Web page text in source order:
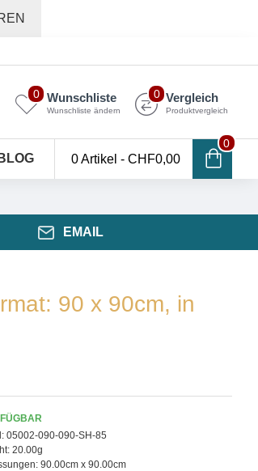
Wunschliste
Wunschliste ändern
0 Vergleich
Produktvergleich
0
0 Artikel - CHF0,00
0
EMAIL
90 x 90cm, in
05002-090-090-SH-85
20.00g
90.00cm x 90.00cm